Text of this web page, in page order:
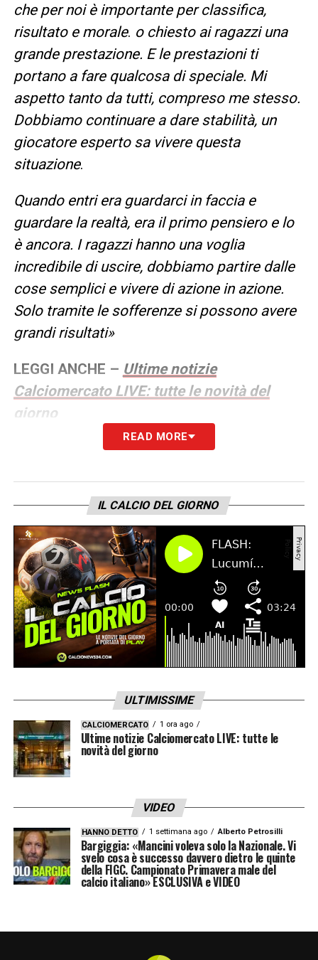
che per noi è importante per classifica,
risultato e morale. o chiesto ai ragazzi una
grande prestazione. E le prestazioni ti
portano a fare qualcosa di speciale. Mi
aspetto tanto da tutti, compreso me stesso.
Dobbiamo continuare a dare stabilità, un
giocatore esperto sa vivere questa
situazione.
Quando entri era guardarci in faccia e
guardare la realtà, era il primo pensiero e lo
è ancora. I ragazzi hanno una voglia
incredibile di uscire, dobbiamo partire dalle
cose semplici e vivere di azione in azione.
Solo tramite le sofferenze si possono avere
grandi risultati»
LEGGI ANCHE – Ultime notizie
Calciomercato LIVE: tutte le novità del
giorno
READ MORE
IL CALCIO DEL GIORNO
ULTIMISSIME
CALCIOMERCATO 1 ora ago
Ultime notizie Calciomercato LIVE: tutte le
novità del giorno
VIDEO
HANNO DETTO 1 settimana ago Alberto Petrosilli
Bargiggia: «Mancini voleva solo la Nazionale. Vi
svelo cosa è successo davvero dietro le quinte
della FIGC. Campionato Primavera male del
calcio italiano» ESCLUSIVA e VIDEO